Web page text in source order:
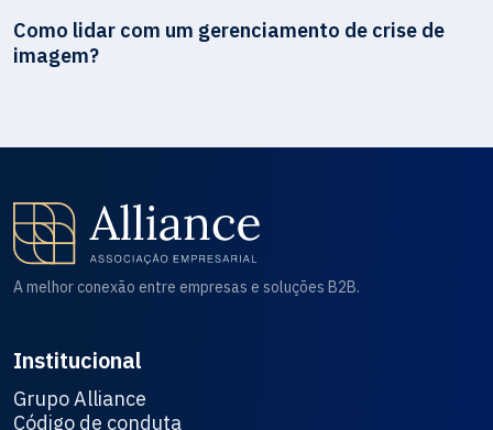
Como lidar com um gerenciamento de crise de
imagem?
A melhor conexão entre empresas e soluções B2B.
Institucional
Grupo Alliance
Código de conduta